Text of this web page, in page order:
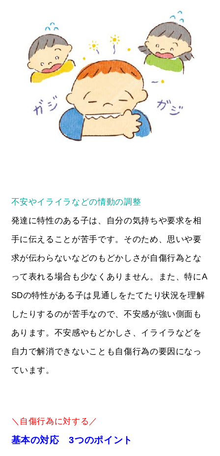
不安やイライラなどの情動の調整
発達に特性のある子は、自分の気持ちや要求を相
手に伝えることが苦手です。そのため、思いや要
求が伝わらないなどのもどかしさが自傷行為とな
って表れる場合も少なくありません。また、特にA
SDの特性がある子は見通しをたてたり状況を理解
したりするのが苦手なので、不安感が強い側面も
あります。不安感やもどかしさ、イライラなどを
自力で解消できないことも自傷行為の要因になっ
ています。
＼自傷行為に対する／
基本の対応 3つのポイント